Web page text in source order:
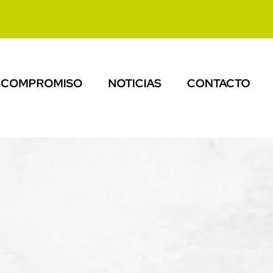
COMPROMISO NOTICIAS CONTACTO